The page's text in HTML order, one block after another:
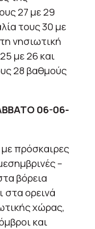
27 με 29
τους 30 με
νησιωτική
με 26 και
28 βαθμούς
06-06-
με πρόσκαιρες
–
βόρεια
στα ορεινά
χώρας,
και